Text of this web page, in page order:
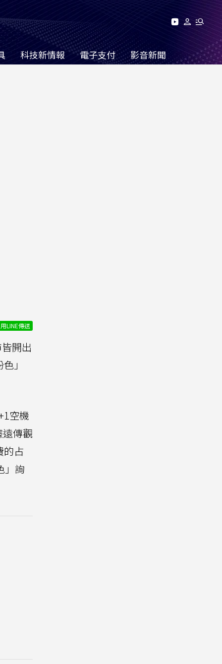
科技新情報 電子支付 影音新聞
用LINE傳送
開出
」
空機
傳觀
的占
」詢